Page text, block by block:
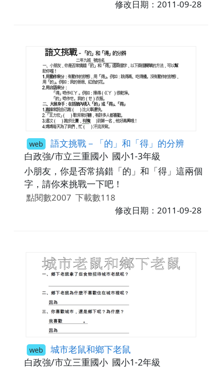
修改日期：2011-09-28
web 語文挑戰－「的」和「得」的分辨
白政強/市立三重國小 國小1-3年級
小朋友，你是否常搞錯「的」和「得」這兩個
字，請你來挑戰一下吧！
點閱數2007 下載數118
修改日期：2011-09-28
web 城市老鼠和鄉下老鼠
白政強/市立三重國小 國小1-2年級